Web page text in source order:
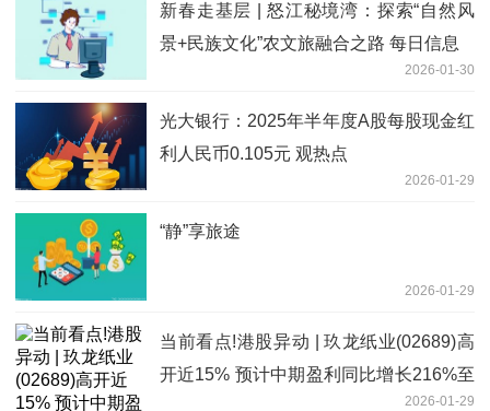
新春走基层 | 怒江秘境湾：探索“自然风
景+民族文化”农文旅融合之路 每日信息
2026-01-30
光大银行：2025年半年度A股每股现金红
利人民币0.105元 观热点
2026-01-29
“静”享旅途
2026-01-29
当前看点!港股异动 | 玖龙纸业(02689)高
开近15% 预计中期盈利同比增长216%至
2026-01-29